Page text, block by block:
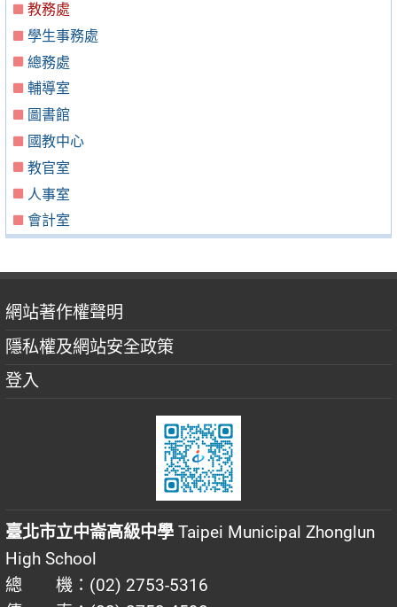
教務處
學生事務處
總務處
輔導室
圖書館
國教中心
教官室
人事室
會計室
網站著作權聲明
隱私權及網站安全政策
登入
臺北市立中崙高級中學 Taipei Municipal Zhonglun
High School
總 機：(02) 2753-5316